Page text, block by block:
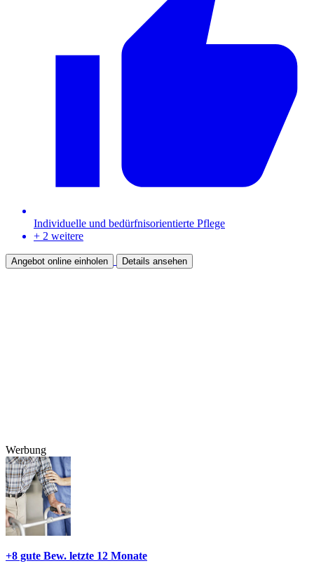
Individuelle und bedürfnisorientierte Pflege
+ 2 weitere
Angebot online einholen Details ansehen
Werbung
+8 gute Bew. letzte 12 Monate